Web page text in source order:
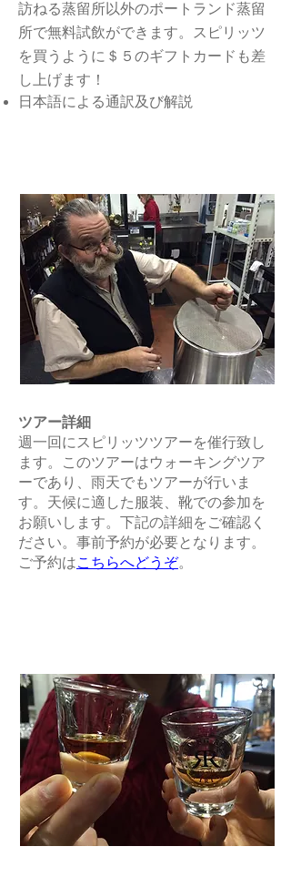
訪ねる蒸留所以外のポートランド蒸留
所で無料試飲ができます。スピリッツ
を買うように＄５のギフトカードも差
し上げます！
日本語による通訳及び解説
ツアー詳細
週一回にスピリッツツアーを催行致し
ます。このツアーはウォーキングツア
ーであり、雨天でもツアーが行いま
す。天候に適した服装、靴での参加を
お願いします。下記の詳細をご確認く
ださい。事前予約が必要となります。
ご予約はこちらへどうぞ。